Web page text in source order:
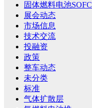
固体燃料电池SOFC
展会动态
市场信息
技术交流
投融资
政策
整车动态
未分类
标准
气体扩散层